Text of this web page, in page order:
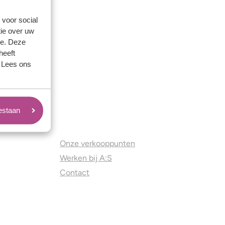
voor social
over uw
Deze
ons
Onze verkooppunten
Werken bij A:S
Contact